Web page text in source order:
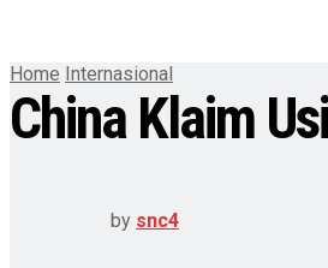
Home Internasional
China Klaim
by snc4